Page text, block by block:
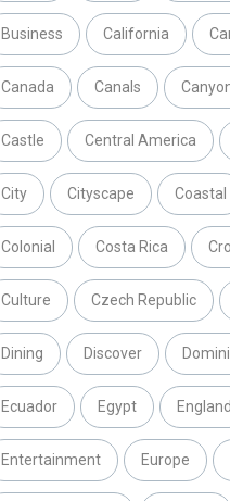
Business California
Canada Canals
Castle Central America
City Cityscape Coastal
Colonial Costa Rica
Culture Czech Republic
Dining Discover
Ecuador Egypt England
Entertainment Europe